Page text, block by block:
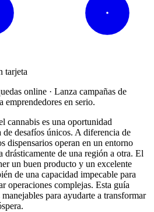
tarjeta
online · Lanza campañas de
emprendedores en serio.
cannabis es una oportunidad
de desafíos únicos. A diferencia de
dispensarios operan en un entorno
drásticamente de una región a otra. El
un buen producto y un excelente
de una capacidad impecable para
operaciones complejas. Esta guía
para ayudarte a transformar